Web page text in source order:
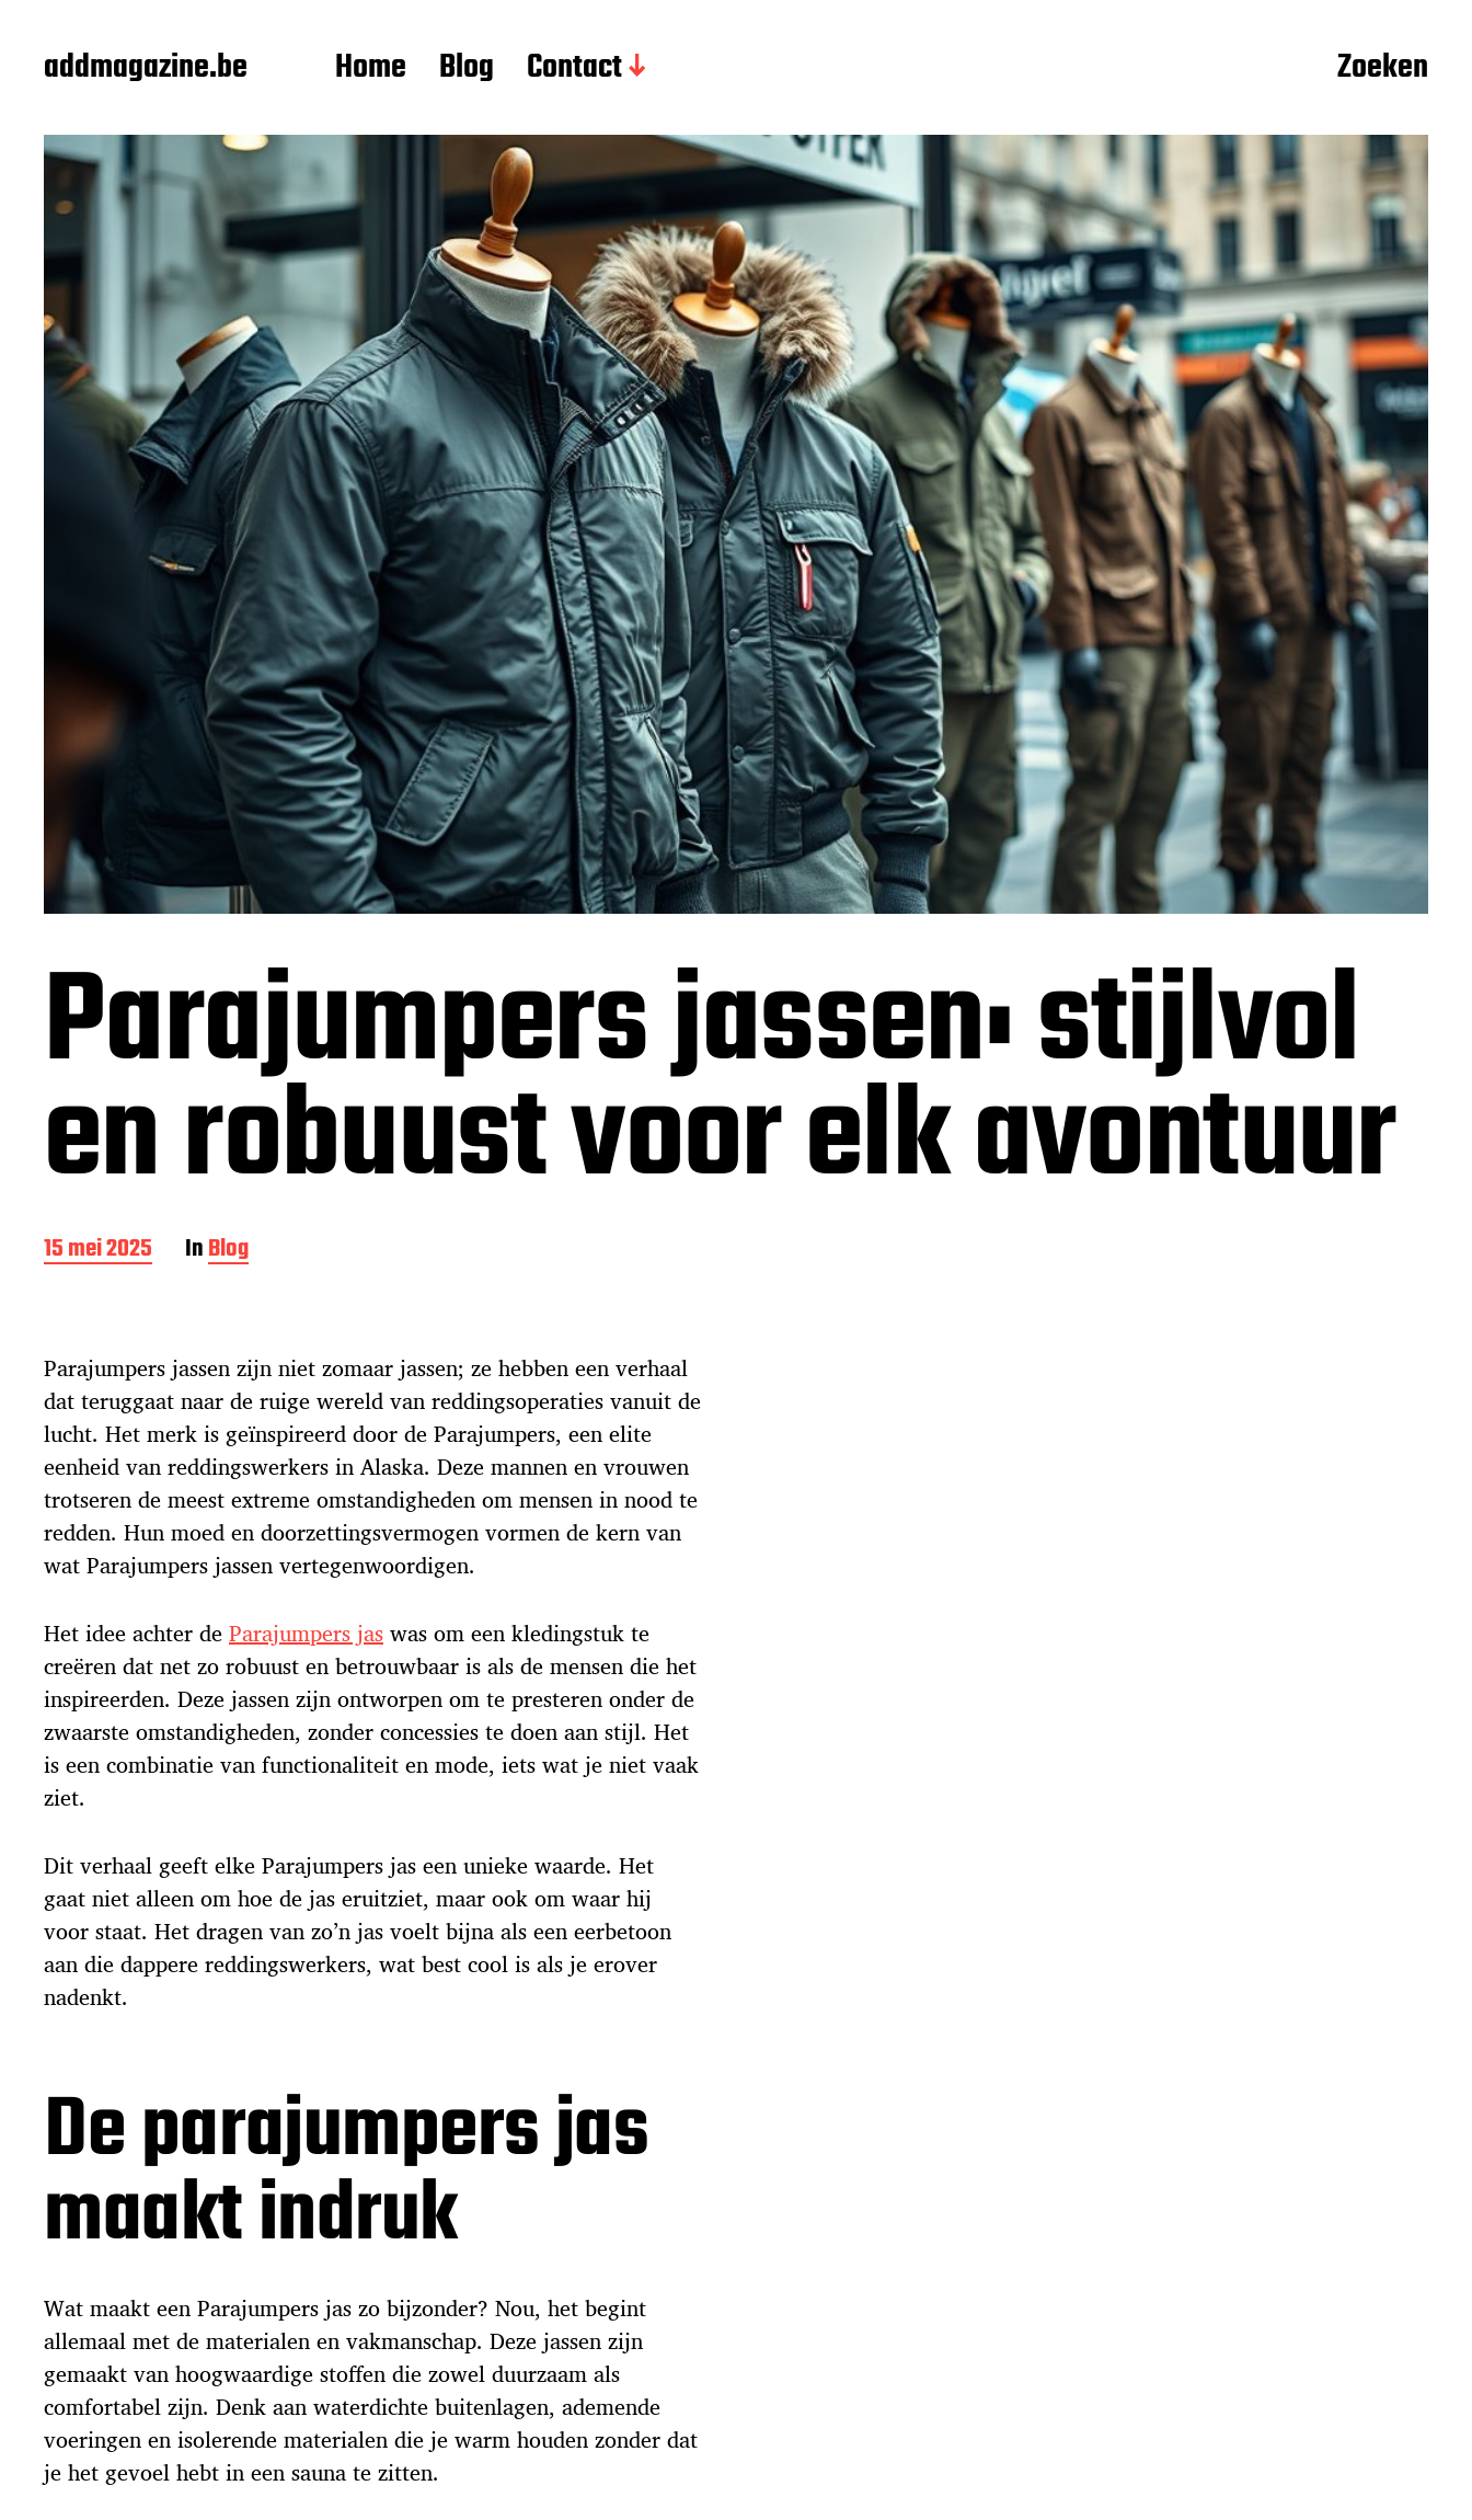
addmagazine.be Home Blog Contact Zoeken
Parajumpers jassen: stijlvol
en robuust voor elk avontuur
B
e
h
t
d
a
t
u
m
15 mei 2025 InBlog
Parajumpers jassen zijn niet zomaar jassen; ze hebben een verhaal
dat teruggaat naar de ruige wereld van reddingsoperaties vanuit de
lucht. Het merk is geïnspireerd door de Parajumpers, een elite
eenheid van reddingswerkers in Alaska. Deze mannen en vrouwen
trotseren de meest extreme omstandigheden om mensen in nood te
redden. Hun moed en doorzettingsvermogen vormen de kern van
wat Parajumpers jassen vertegenwoordigen.
Het idee achter deParajumpers jaswas om een kledingstuk te
creëren dat net zo robuust en betrouwbaar is als de mensen die het
inspireerden. Deze jassen zijn ontworpen om te presteren onder de
zwaarste omstandigheden, zonder concessies te doen aan stijl. Het
is een combinatie van functionaliteit en mode, iets wat je niet vaak
ziet.
Dit verhaal geeft elke Parajumpers jas een unieke waarde. Het
gaat niet alleen om hoe de jas eruitziet, maar ook om waar hij
voor staat. Het dragen van zo’n jas voelt bijna als een eerbetoon
aan die dappere reddingswerkers, wat best cool is als je erover
nadenkt.
De parajumpers jas
maakt indruk
Wat maakt een Parajumpers jas zo bijzonder? Nou, het begint
allemaal met de materialen en vakmanschap. Deze jassen zijn
gemaakt van hoogwaardige stoffen die zowel duurzaam als
comfortabel zijn. Denk aan waterdichte buitenlagen, ademende
voeringen en isolerende materialen die je warm houden zonder dat
je het gevoel hebt in een sauna te zitten.